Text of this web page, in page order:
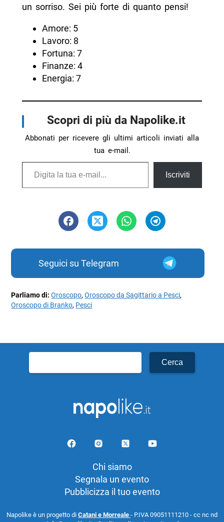
un sorriso. Sei più forte di quanto pensi!
Amore: 5
Lavoro: 8
Fortuna: 7
Finanze: 4
Energia: 7
Scopri di più da Napolike.it
Abbonati per ricevere gli ultimi articoli inviati alla
tua e-mail.
Digita la tua e-mail...
Iscriviti
Seguici su Telegram
Parliamo di:Oroscopo,Oroscopo da Sagittario a Pesci,
Oroscopo di Branko, Pesci
per:
Chi siamo
Segnala un evento
Pubblicizza il tuo evento
Napolike è un progetto di Catani e Morreale - P.IVA 09051111210 - cc nc nd